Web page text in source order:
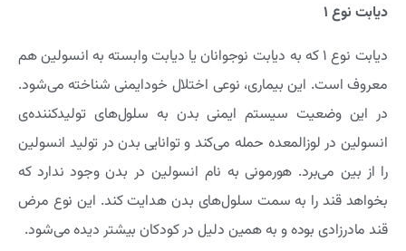
دیابت نوع ۱
دیابت نوع ۱ که به دیابت نوجوانان یا دیابت وابسته به انسولین هم
معروف است. این بیماری، نوعی اختلال خودایمنی شناخته می‌شود.
در این وضعیت سیستم ایمنی بدن به سلول‌­های تولیدکننده‌­ی
انسولین در لوزالمعده حمله می‌­کند و توانایی بدن در تولید انسولین
را از بین می‌­برد. هورمونی به نام انسولین در بدن وجود ندارد که
بخواهد قند را به سمت سلول‌های بدن هدایت کند. این نوع مرض
قند مادرزادی بوده و به همین دلیل در کودکان بیشتر دیده می‌شود.